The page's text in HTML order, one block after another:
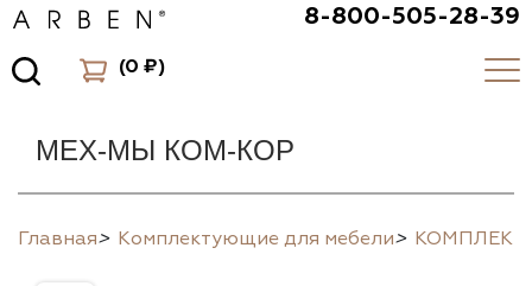
8-800-505-28-39
(0 ₽)
МЕХ-МЫ КОМ-КОР
Главная> Комплектующие для мебели>